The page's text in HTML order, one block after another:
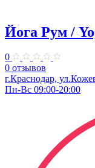
Йога Рум /
0
0 отзывов
г.Краснодар,
Пн-Вс 09:00-20:00